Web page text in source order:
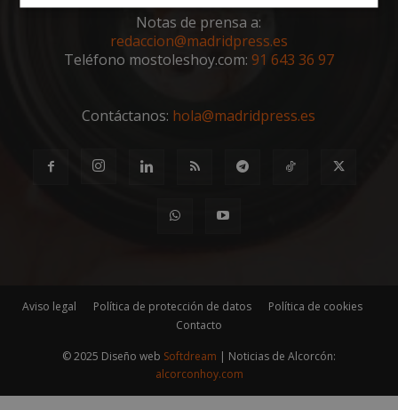
Notas de prensa a:
redaccion@madridpress.es
Teléfono mostoleshoy.com: 91 643 36 97
Contáctanos: hola@madridpress.es
Aviso legal Política de protección de datos
Política de cookies
Contacto
© 2025 Diseño web Softdream | Noticias de Alcorcón:
alcorconhoy.com
Cookies
estrictamente
necesarias
Cookies de
rendimiento
Cookies de
preferencias
Cookies de
funcionalidad
Cookies estrictamente necesarias
Cookies de preferencias